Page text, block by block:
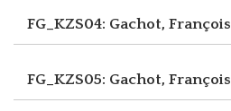
FG_KZS04: Gachot, François
FG_KZS05: Gachot, François